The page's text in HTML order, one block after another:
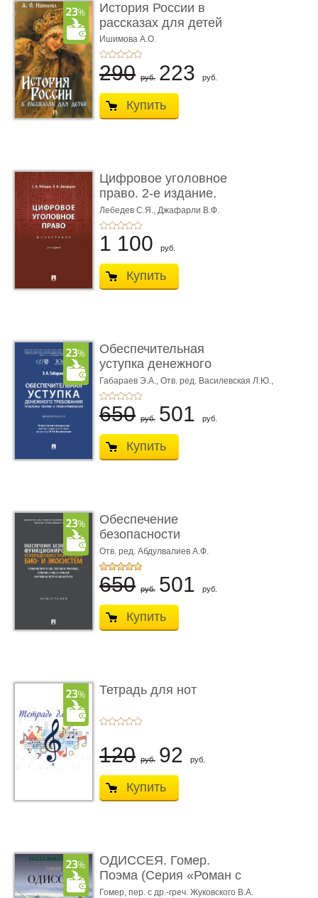
История России в
рассказах для детей
Ишимова А.О.
290 руб. 223 руб.
Купить
Цифровое уголовное
право. 2-е издание.
Монограф ...
Лебедев С.Я., Джафарли В.Ф.
1 100 руб.
Купить
Обеспечительная
уступка денежного
требования ...
Габараев Э.А., Отв. ред. Василевская Л.Ю.,
вступ. сл. Каретина М.Г.
650 руб. 501 руб.
Купить
Обеспечение
безопасности
функционирования уг
...
Отв. ред. Абдулвалиев А.Ф.
650 руб. 501 руб.
Купить
Тетрадь для нот
120 руб. 92 руб.
Купить
ОДИССЕЯ. Гомер.
Поэма (Серия «Роман с
книгой»)
Гомер, пер. с др.-греч. Жуковского В.А.